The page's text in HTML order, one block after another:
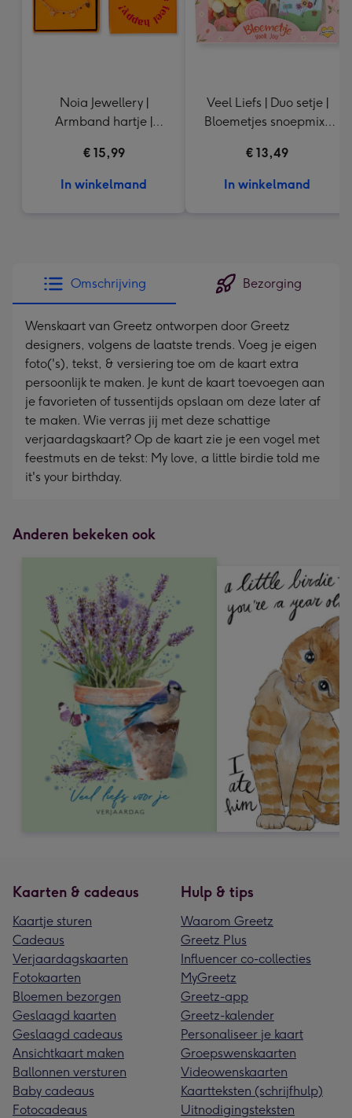
Noia Jewellery |
Armband hartje |
€ 15,99
In winkelmand
Veel Liefs | Duo setje |
Bloemetjes snoepmix |
€ 13,49
In winkelmand
Omschrijving Bezorging
Wenskaart van Greetz ontworpen door Greetz
designers, volgens de laatste trends. Voeg je eigen
foto('s), tekst, & versiering toe om de kaart extra
persoonlijk te maken. Je kunt de kaart toevoegen aan
je favorieten of tussentijds opslaan om deze later af
te maken. Wie verras jij met deze schattige
verjaardagskaart? Op de kaart zie je een vogel met
feestmuts en de tekst: My love, a little birdie told me
it's your birthday.
Anderen bekeken ook
Kaarten & cadeaus
Kaartje sturen
Cadeaus
Verjaardagskaarten
Fotokaarten
Bloemen bezorgen
Geslaagd kaarten
Geslaagd cadeaus
Ansichtkaart maken
Ballonnen versturen
Baby cadeaus
Fotocadeaus
Hulp & tips
Waarom Greetz
Greetz Plus
Influencer co-collecties
MyGreetz
Greetz-app
Greetz-kalender
Personaliseer je kaart
Groepswenskaarten
Videowenskaarten
Kaartteksten (schrijfhulp)
Uitnodigingsteksten